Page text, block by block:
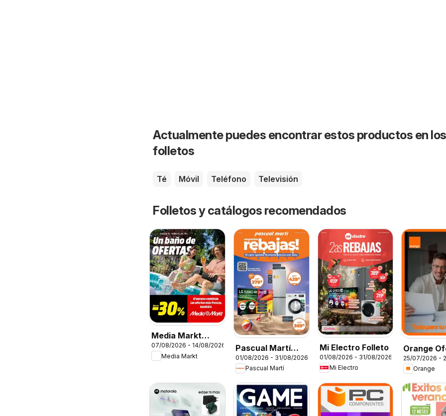
Actualmente puedes encontrar estos productos en los
folletos
Té Móvil Teléfono Televisión
Folletos y catálogos recomendados
Media Markt
Folleto
07/08/2026 - 14/08/2026
Media Markt
Pascual Martí
Folleto
01/08/2026 - 31/08/2026
Pascual Martí
Mi Electro Folleto
01/08/2026 - 31/08/2026
Mi Electro
Orange
25/07/2026 -
Orange